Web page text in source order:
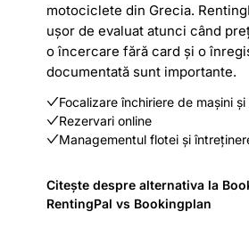
motociclete din Grecia.
ușor de evaluat atunci când
o încercare fără card și o
documentată sunt importante.
Focalizare închiriere de mașini
Rezervari online
Managementul flotei și
Citește despre alternativa la
RentingPal vs Bookingplan